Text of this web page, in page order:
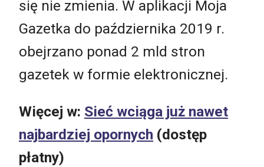
się nie zmienia. W aplikacji Moja
Gazetka do października 2019 r.
obejrzano ponad 2 mld stron
gazetek w formie elektronicznej.
Więcej w: Sieć wciąga już nawet
najbardziej opornych (dostęp
płatny)